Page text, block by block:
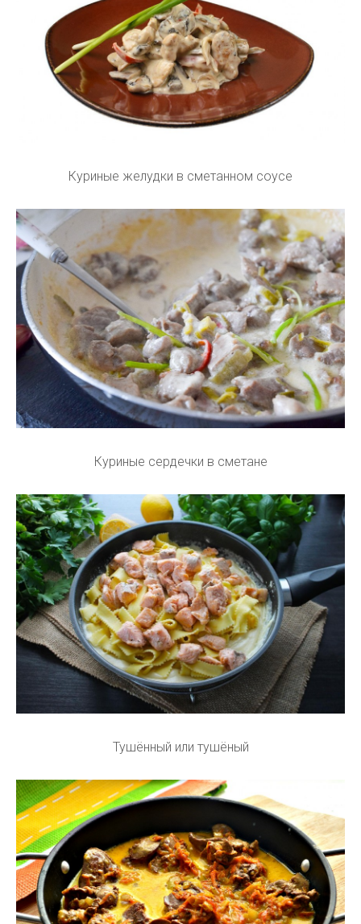
Куриные желудки в сметанном соусе
Куриные сердечки в сметане
Тушённый или тушёный